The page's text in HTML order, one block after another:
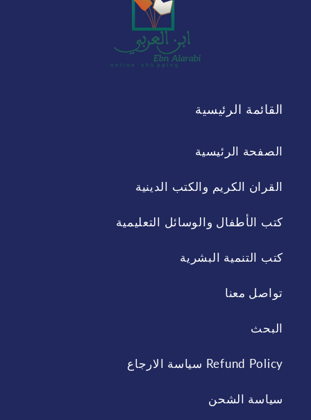
القائمة الرئيسية
الصفحة الرئيسية
القران الكريم والكتب الدينية
كتب الأطفال والوسائل التعليمية
كتب التنمية البشرية
تواصل معنا
البحث
Refund Policy سياسة الارجاع
سياسة الشحن